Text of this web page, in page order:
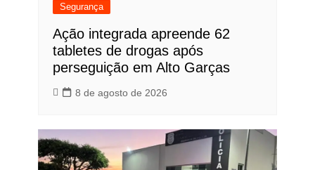
Segurança
Ação integrada apreende 62
tabletes de drogas após
perseguição em Alto Garças
8 de agosto de 2026